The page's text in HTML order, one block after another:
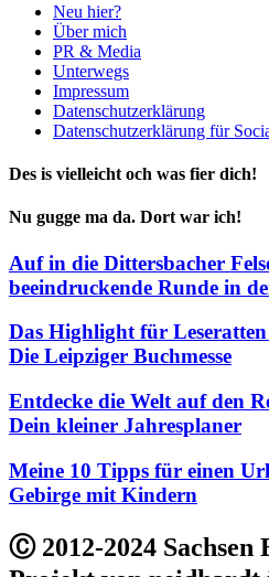
Neu hier?
Über mich
PR & Media
Unterwegs
Impressum
Datenschutzerklärung
Datenschutzerklärung für
Des is vielleicht och was fier dich!
Nu gugge ma da. Dort war ich!
Auf in die Dittersbacher
beeindruckende Runde in
Das Highlight für
Die Leipziger Buchmesse
Entdecke die Welt auf den
Dein kleiner Jahresplaner
Meine 10 Tipps für einen
Gebirge mit Kindern
Ⓒ 2012-2024 Sachsen